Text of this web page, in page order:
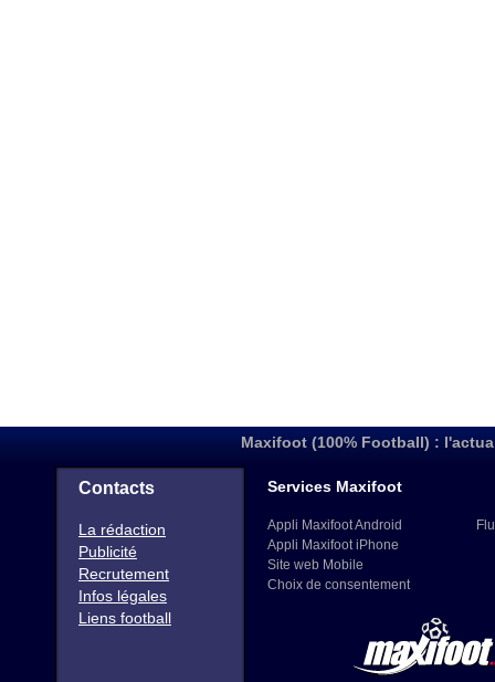
Maxifoot (100% Football) :
Contacts
La rédaction
Publicité
Recrutement
Infos légales
Liens football
Services Maxifoot
Appli Maxifoot Android
Appli Maxifoot iPhone
Site web Mobile
Choix de consentement